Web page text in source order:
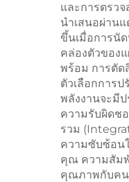
และการตรว
นำเสนอผ่าน
ขึ้นเมื่อการนั
คล่องตัวของ
พร้อม การตัด
ตัวเลือกการ
พลังงานจะมี
ความรับผิดช
รวม
ความซับซ้อน
คุณ ความสัมพั
คุณภาพกับค